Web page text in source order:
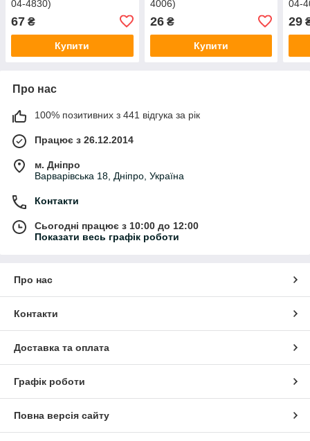
04-4830)
67 ₴
Купити
4006)
26₴
Купити
04-
29
Про нас
100% позитивних з 441 відгука за рік
Працює з 26.12.2014
м. Дніпро
Варварівська 18, Дніпро, Україна
Контакти
Сьогодні працює з 10:00 до 12:00
Показати весь графік роботи
Про нас
Контакти
Доставка та оплата
Графік роботи
Повна версія сайту